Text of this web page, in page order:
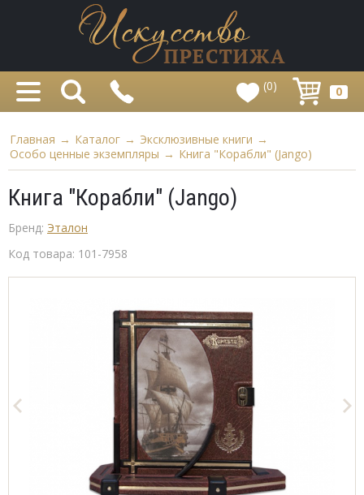
(0) 0
Главная → Каталог → Эксклюзивные книги →
Особо ценные экземпляры → Книга "Корабли" (Jango)
Книга "Корабли" (Jango)
Бренд: Эталон
Код товара: 101-7958